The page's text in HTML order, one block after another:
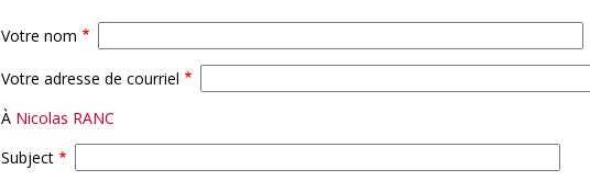
Votre nom
Votre adresse de courriel
À Nicolas RANC
Subject